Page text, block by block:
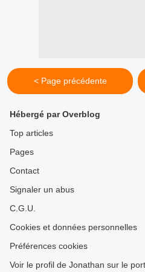
< Page précédente
Hébergé par Overblog
Top articles
Pages
Contact
Signaler un abus
C.G.U.
Cookies et données personnelles
Préférences cookies
Voir le profil de Jonathan sur le